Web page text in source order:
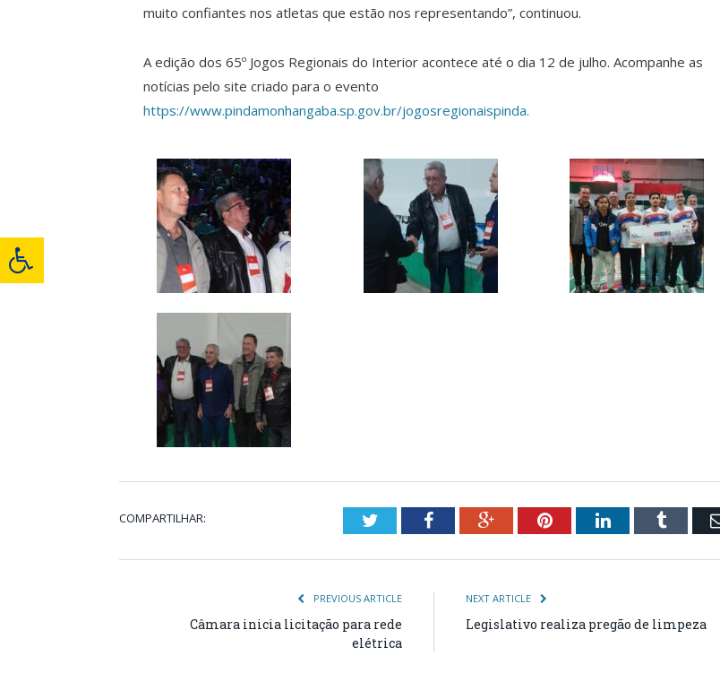
muito confiantes nos atletas que estão nos representando”, continuou.
A edição dos 65º Jogos Regionais do Interior acontece até o dia 12 de julho. Acompanhe as
notícias pelo site criado para o evento
https://www.pindamonhangaba.sp.gov.br/jogosregionaispinda.
COMPARTILHAR: TwitterFacebookGoogle+PinterestLinkedInTumblr
PREVIOUS ARTICLE
Câmara inicia licitação para rede
elétrica
NEXT ARTICLE
Legislativo realiza pregão de limpeza